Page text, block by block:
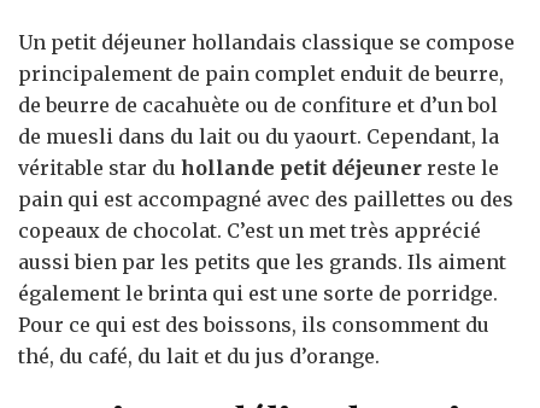
Un petit déjeuner hollandais classique se compose
principalement de pain complet enduit de beurre,
de beurre de cacahuète ou de confiture et d’un bol
de muesli dans du lait ou du yaourt. Cependant, la
véritable star du hollande petit déjeuner reste le
pain qui est accompagné avec des paillettes ou des
copeaux de chocolat. C’est un met très apprécié
aussi bien par les petits que les grands. Ils aiment
également le brinta qui est une sorte de porridge.
Pour ce qui est des boissons, ils consomment du
thé, du café, du lait et du jus d’orange.